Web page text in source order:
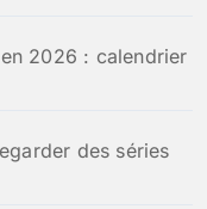
2026 : calendrier
des séries